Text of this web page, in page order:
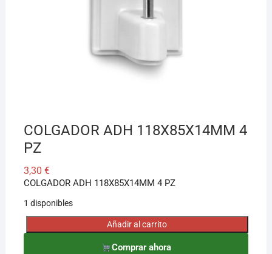
COLGADOR ADH 118X85X14MM 4
PZ
3,30 €
COLGADOR ADH 118X85X14MM 4 PZ
1 disponibles
COLGADOR
Añadir al carrito
Comprar ahora
aunque no sepas el nombre exacto